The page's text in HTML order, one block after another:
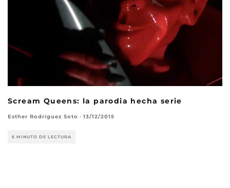
Scream Queens: la parodia hecha serie
Esther Rodríguez Soto · 13/12/2015
6 MINUTO DE LECTURA